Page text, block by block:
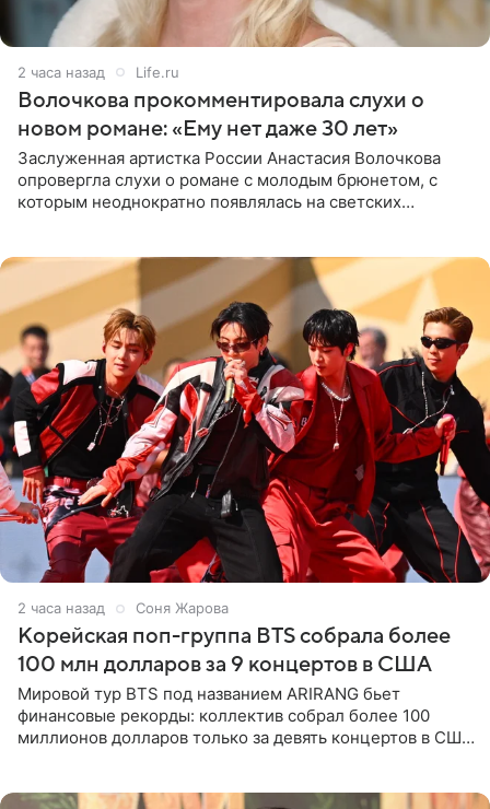
2 часа назад Life.ru
Волочкова прокомментировала слухи о
новом романе: «Ему нет даже 30 лет»
Заслуженная артистка России Анастасия Волочкова
опровергла слухи о романе с молодым брюнетом, с
которым неоднократно появлялась на светских
2 часа назад Соня Жарова
Корейская поп-группа BTS собрала более
100 млн долларов за 9 концертов в США
Мировой тур BTS под названием ARIRANG бьет
финансовые рекорды: коллектив собрал более 100
миллионов долларов только за девять концертов в США.